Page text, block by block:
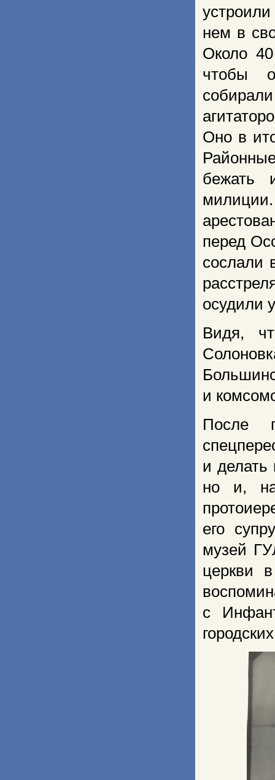
нем в
Около
чтобы
Оно в
бежать
перед
сослали
осудили
Видя,
и
После
и делать
но и,
его
музей
церкви
с